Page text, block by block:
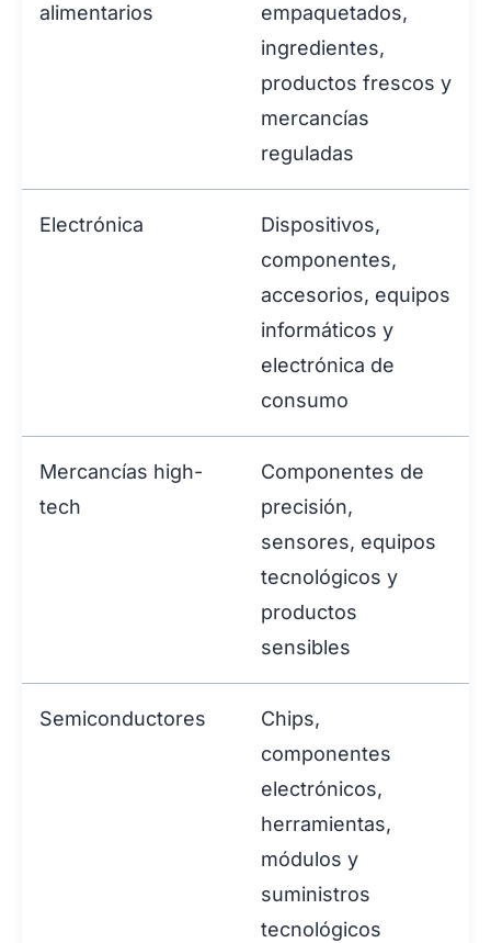
alimentarios
empaquetados,
ingredientes,
productos frescos y
mercancías
reguladas
Electrónica
Dispositivos,
componentes,
accesorios, equipos
informáticos y
electrónica de
consumo
Mercancías high-
tech
Componentes de
precisión,
sensores, equipos
tecnológicos y
productos
sensibles
Semiconductores
Chips,
componentes
electrónicos,
herramientas,
módulos y
suministros
tecnológicos